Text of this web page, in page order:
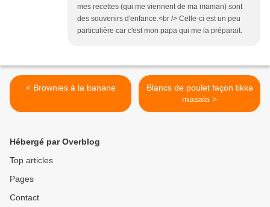
mes recettes (qui me viennent de ma maman) sont
des souvenirs d'enfance.<br /> Celle-ci est un peu
particulière car c'est mon papa qui me la préparait.
< Brownies à la banane
Blancs de poulet façon tikka
masala >
Hébergé par Overblog
Top articles
Pages
Contact